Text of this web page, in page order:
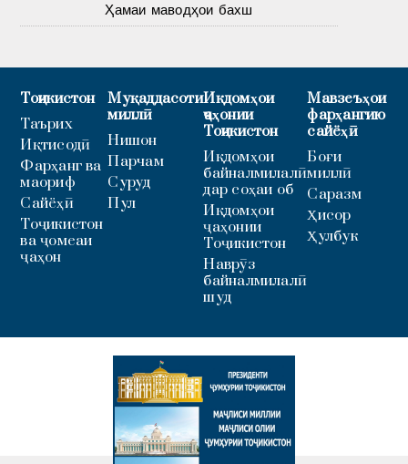
Ҳамаи маводҳои бахш
Тоҷикистон
Таърих
Иқтисодӣ
Фарҳанг ва
маориф
Сайёҳӣ
Тоҷикистон
ва ҷомеаи
ҷаҳон
Муқаддасоти
миллӣ
Нишон
Парчам
Суруд
Пул
Иқдомҳои
ҷаҳонии
Тоҷикистон
Иқдомҳои
байналмилалӣ
дар соҳаи об
Иқдомҳои
ҷаҳонии
Тоҷикистон
Наврӯз
байналмилалӣ
шуд
Мавзеъҳои
фарҳангию
сайёҳӣ
Боғи
миллӣ
Саразм
Ҳисор
Ҳулбук